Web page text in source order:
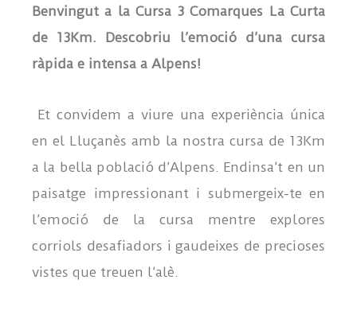
Benvingut a la Cursa 3 Comarques La Curta
de 13Km. Descobriu l’emoció d’una cursa
ràpida e intensa a Alpens!
Et convidem a viure una experiència única
en el Lluçanès amb la nostra cursa de 13Km
a la bella població d’Alpens. Endinsa’t en un
paisatge impressionant i submergeix-te en
l’emoció de la cursa mentre explores
corriols desafiadors i gaudeixes de precioses
vistes que treuen l’alè.